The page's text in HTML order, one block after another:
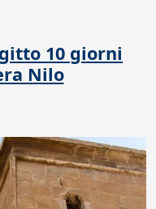
10 giorni
Nilo